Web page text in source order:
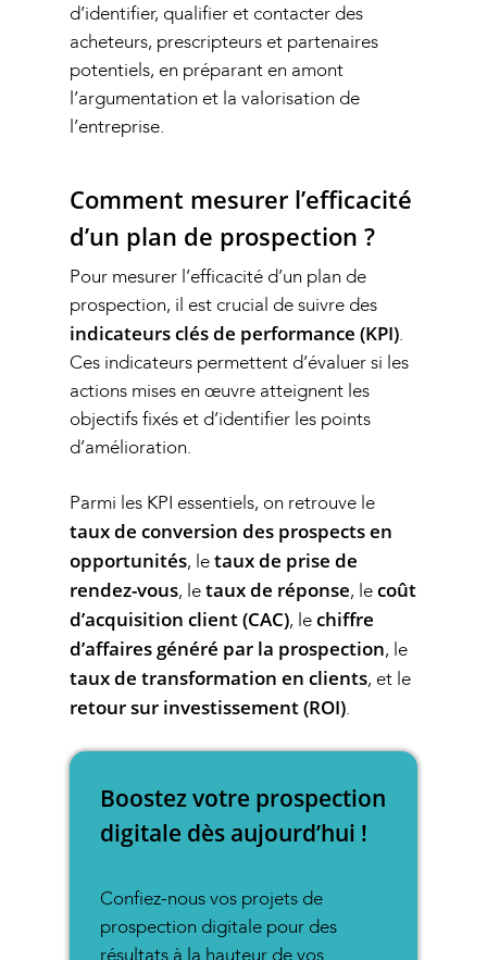
d’identifier, qualifier et contacter des
acheteurs, prescripteurs et partenaires
potentiels, en préparant en amont
l’argumentation et la valorisation de
l’entreprise.
Comment mesurer l’efficacité
d’un plan de prospection ?
Pour mesurer l’efficacité d’un plan de
prospection, il est crucial de suivre des
indicateurs clés de performance (KPI).
Ces indicateurs permettent d’évaluer si les
actions mises en œuvre atteignent les
objectifs fixés et d’identifier les points
d’amélioration.
Parmi les KPI essentiels, on retrouve le
taux de conversion des prospects en
opportunités, letaux de prise de
rendez-vous, letaux de réponse, lecoût
d’acquisition client (CAC), lechiffre
d’affaires généré par la prospection, le
taux de transformation en clients, et le
retour sur investissement (ROI).
Boostez votre prospection
digitale dès aujourd’hui !
Confiez-nous vos projets de
prospection digitale pour des